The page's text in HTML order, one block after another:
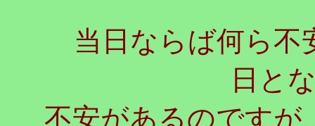
当日ならば何ら不
日と
不安があるのですが